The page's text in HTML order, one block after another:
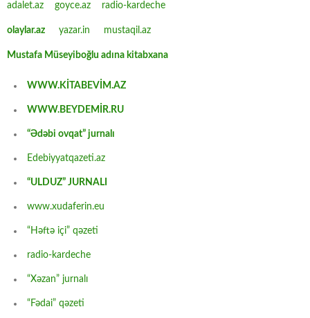
adalet.az goyce.az radio-kardeche
olaylar.az yazar.in mustaqil.az
Mustafa Müseyiboğlu adına kitabxana
WWW.KİTABEVİM.AZ
WWW.BEYDEMİR.RU
“Ədəbi ovqat” jurnalı
Edebiyyatqazeti.az
“ULDUZ” JURNALI
www.xudaferin.eu
“Həftə içi” qəzeti
radio-kardeche
“Xəzan” jurnalı
“Fədai” qəzeti